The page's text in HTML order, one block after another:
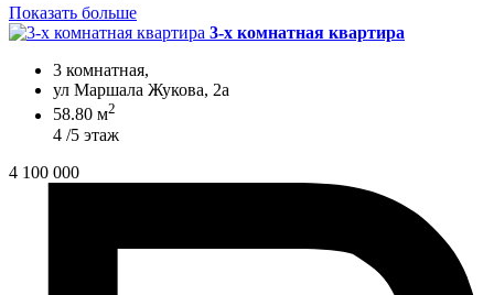
Показать больше
3-х комнатная квартира
3 комнатная,
ул Маршала Жукова, 2а
58.80 м2
4 /5 этаж
4 100 000